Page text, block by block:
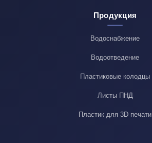
Продукция
Водоснабжение
Водоотведение
Пластиковые колодцы
Листы ПНД
Пластик для 3D печати